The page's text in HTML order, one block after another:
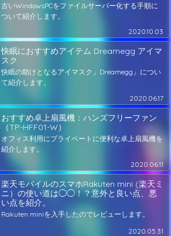
古いWindowsPCをファイルサーバー化する手順に
ついて紹介します。
2020.10.03
快眠におすすめアイテム Dreamegg アイマ
スク
快眠の助けとなるアイマスク」Dreamegg」につい
て紹介します。
2020.06.17
おすすめ卓上扇風機：ハンズフリーファン
（TP-HFF01-W）
オフィス利用にプライベートに便利な卓上扇風機を
紹介します。
2020.06.11
楽天モバイルのスマホRakuten mini (楽天ミ
ニ）の使い道は◯◯！？意外と良い点、悪
い点を紹介。
Rakuten miniを入手したのでレビューします。
2020.05.31